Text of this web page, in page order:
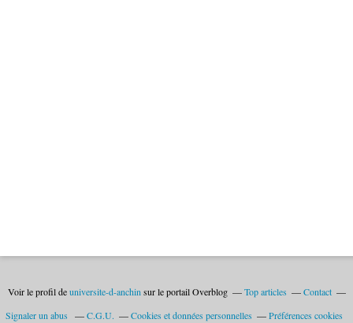
Voir le profil deuniversite-d-anchin sur le portail Overblog Top articles
Contact
Signaler un abus
C.G.U. Cookies et données personnelles Préférences cookies